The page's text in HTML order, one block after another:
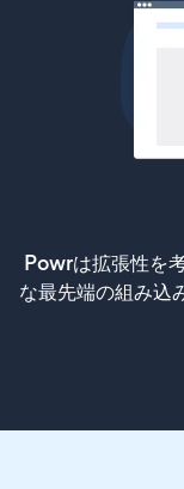
Powrは拡張性を
な最先端の組み込